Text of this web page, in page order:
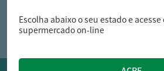
Escolha abaixo o seu estado e acesse
supermercado on-line